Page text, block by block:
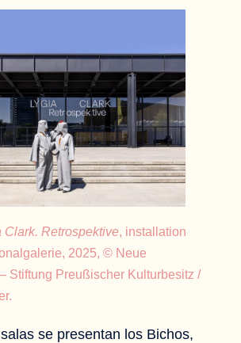
Clark. Retrospektive, installation
2025, © Neue
Stiftung Preußischer Kulturbesitz /
se presentan los Bichos,